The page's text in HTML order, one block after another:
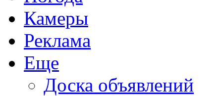
Камеры
Реклама
Еще
Доска объявлений